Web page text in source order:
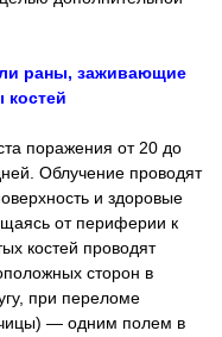
раны, заживающие
костей
поражения от 20 до
Облучение проводят
и здоровые
от периферии к
костей проводят
сторон в
при переломе
— одним полем в